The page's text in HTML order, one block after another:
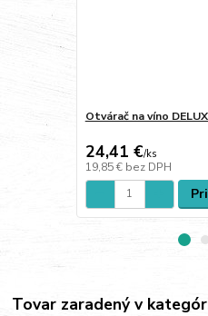
Otvárač na víno
24,41 €/ks
19,85 € bez DPH
Tovar zaradený v